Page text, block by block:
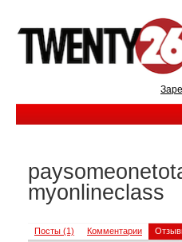
myonlineclass
Посты (1) Комментарии